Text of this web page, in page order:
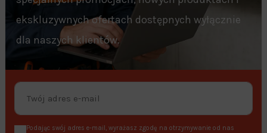
ekskluzywnych ofertach dostępnych wyłącznie
dla naszych klientów.
Podając swój adres e-mail, wyrażasz zgodę na otrzymywanie od nas